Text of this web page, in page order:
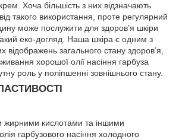
Хоча більшість з них відзначають
такого використання, проте регулярний
може послужити для здоров’я шкіри
еко-догляд. Наша шкіра є одним з
відображень загального стану здоров’я,
хорошої олії насіння гарбуза
роль у поліпшенні зовнішнього стану.
жирними кислотами та іншими
гарбузового насіння холодного